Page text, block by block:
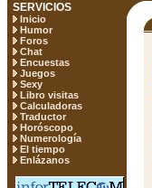
SERVICIOS
Inicio
Humor
Foros
Chat
Encuestas
Juegos
Sexy
Libro visitas
Calculadoras
Traductor
Horóscopo
Numerología
El tiempo
Enlázanos